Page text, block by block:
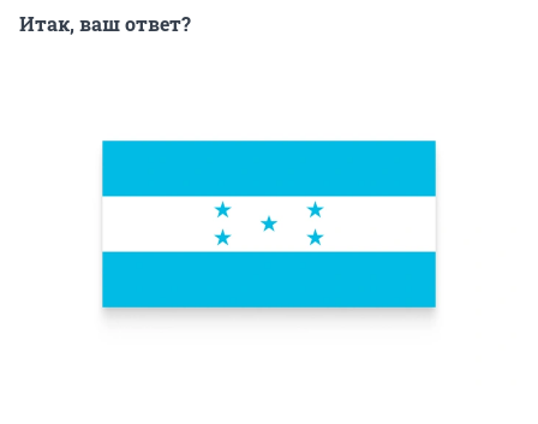
Итак, ваш ответ?